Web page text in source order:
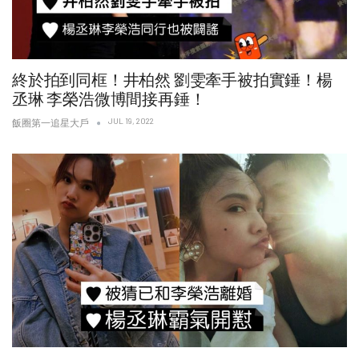
終於拍到同框！井柏然 劉雯牽手被拍實錘！楊
丞琳 李榮浩微博間接再錘！
飯圈第一追星大戶 JUL 19, 2022